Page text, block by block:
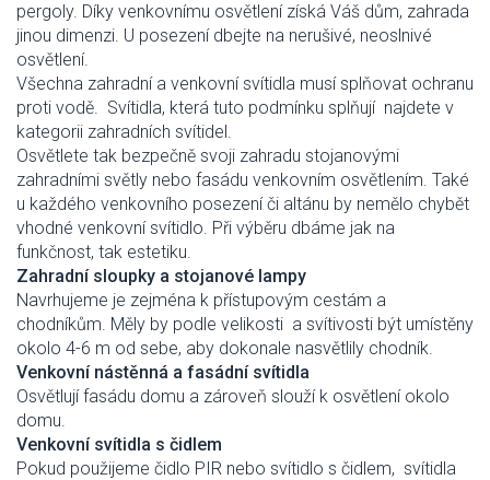
pergoly. Díky venkovnímu osvětlení získá Váš dům, zahrada
jinou dimenzi. U posezení dbejte na nerušivé, neoslnivé
osvětlení.
Všechna zahradní a venkovní svítidla musí splňovat ochranu
proti vodě. Svítidla, která tuto podmínku splňují najdete v
kategorii zahradních svítidel.
Osvětlete tak bezpečně svoji zahradu stojanovými
zahradními světly nebo fasádu venkovním osvětlením. Také
u každého venkovního posezení či altánu by nemělo chybět
vhodné venkovní svítidlo. Při výběru dbáme jak na
funkčnost, tak estetiku.
Zahradní sloupky a stojanové lampy
Navrhujeme je zejména k přístupovým cestám a
chodníkům. Měly by podle velikosti a svítivosti být umístěny
okolo 4-6 m od sebe, aby dokonale nasvětlily chodník.
Venkovní nástěnná a fasádní svítidla
Osvětlují fasádu domu a zároveň slouží k osvětlení okolo
domu.
Venkovní svítidla s čidlem
Pokud použijeme čidlo PIR nebo svítidlo s čidlem, svítidla